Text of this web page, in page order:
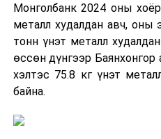
Монголбанк 2024 оны
металл худалдан авч, оны
тонн үнэт металл
өссөн дүнгээр
хэлтэс 75.8 кг үнэт
байна.